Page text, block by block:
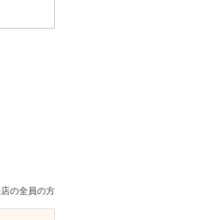
の全員の方